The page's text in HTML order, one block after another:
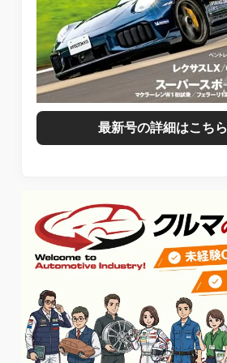
最新号の詳細はこちら